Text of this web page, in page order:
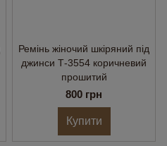
Ремінь жіночий шкіряний під
джинси Т-3554 коричневий
прошитий
800 грн
Купити